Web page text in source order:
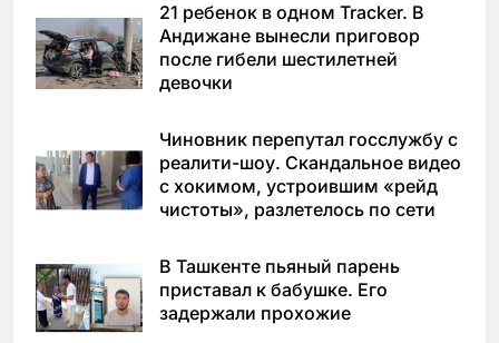
21 ребенок в одном Tracker. В
Андижане вынесли приговор
после гибели шестилетней
девочки
Чиновник перепутал госслужбу с
реалити-шоу. Скандальное видео
с хокимом, устроившим «рейд
чистоты», разлетелось по сети
В Ташкенте пьяный парень
приставал к бабушке. Его
задержали прохожие